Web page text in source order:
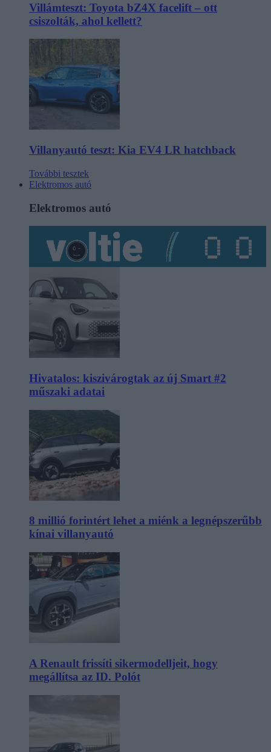
Villámteszt: Toyota bZ4X facelift – ott
csiszolták, ahol kellett?
Villanyautó teszt: Kia EV4 LR hatchback
További tesztek
Elektromos autó
Elektromos autó
Hivatalos: kiszivárogtak az új Smart #2
műszaki adatai
8 millió forintért lehet a miénk a legnépszerűbb
kínai villanyautó
A Renault frissíti sikermodelljeit, hogy
megállítsa az ID. Polót